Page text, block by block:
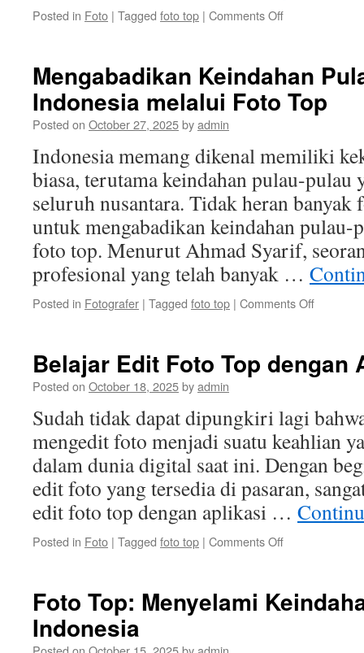
Posted in Foto | Tagged foto top | Comments Offon
Top
di
Indonesia
Dikunjungi
Mengabadikan Keindahan
Indonesia melalui Foto Top
Posted on October 27, 2025byadmin
Indonesia memang dikenal memiliki
biasa, terutama keindahan pulau-pulau
seluruh nusantara. Tidak heran
untuk mengabadikan keindahan
foto top. Menurut Ahmad Syarif,
profesional yang telah banyak …
Posted in Fotografer | Tagged foto top | Comments Offon
pulau
Foto
Top
Belajar Edit Foto Top dengan
Posted on October 18, 2025byadmin
Sudah tidak dapat dipungkiri lagi
mengedit foto menjadi suatu keahlian
dalam dunia digital saat ini. Dengan
edit foto yang tersedia di pasaran,
edit foto top dengan aplikasi …
Posted in Foto | Tagged foto top | Comments Offon
Top
Foto Top: Menyelami
Indonesia